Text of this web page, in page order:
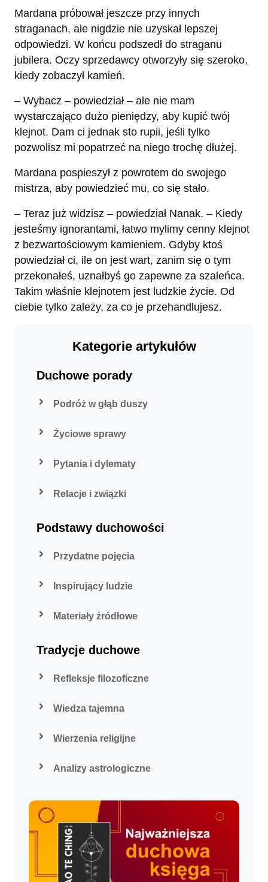
Mardana próbował jeszcze przy innych
straganach, ale nigdzie nie uzyskał lepszej
odpowiedzi. W końcu podszedł do straganu
jubilera. Oczy sprzedawcy otworzyły się szeroko,
kiedy zobaczył kamień.
– Wybacz – powiedział – ale nie mam
wystarczająco dużo pieniędzy, aby kupić twój
klejnot. Dam ci jednak sto rupii, jeśli tylko
pozwolisz mi popatrzeć na niego trochę dłużej.
Mardana pospieszył z powrotem do swojego
mistrza, aby powiedzieć mu, co się stało.
– Teraz już widzisz – powiedział Nanak. – Kiedy
jesteśmy ignorantami, łatwo mylimy cenny klejnot
z bezwartościowym kamieniem. Gdyby ktoś
powiedział ci, ile on jest wart, zanim się o tym
przekonałeś, uznałbyś go zapewne za szaleńca.
Takim właśnie klejnotem jest ludzkie życie. Od
ciebie tylko zależy, za co je przehandlujesz.
Kategorie artykułów
Duchowe porady
Podróż w głąb duszy
Życiowe sprawy
Pytania i dylematy
Relacje i związki
Podstawy duchowości
Przydatne pojęcia
Inspirujący ludzie
Materiały źródłowe
Tradycje duchowe
Refleksje filozoficzne
Wiedza tajemna
Wierzenia religijne
Analizy astrologiczne